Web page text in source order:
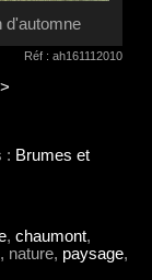
d'automne
Réf : ah161112010
: Brumes et
, chaumont,
, nature, paysage,